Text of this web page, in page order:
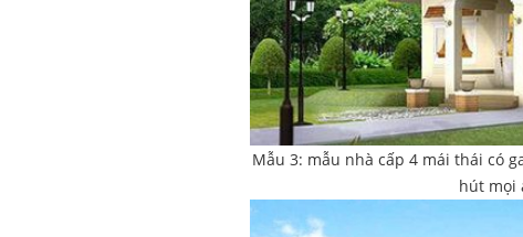
Mẫu 3: mẫu nhà cấp 4 mái thái có
hút mọi